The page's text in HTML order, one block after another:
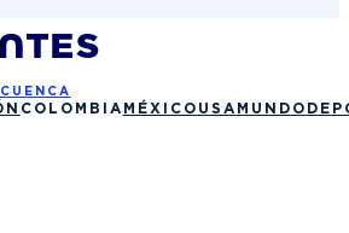
CUENCA
COLOMBIA MÉXICO USA MUNDO